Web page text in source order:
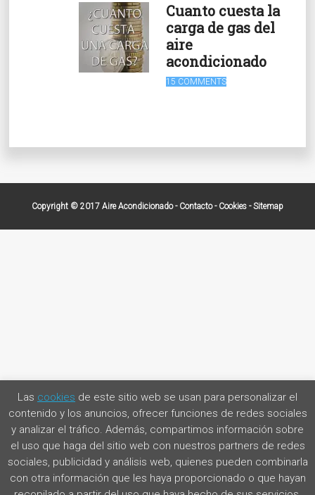
Cuanto cuesta la
carga de gas del
aire
acondicionado
15 COMMENTS
Copyright © 2017 Aire Acondicionado- Contacto- Cookies -Sitemap
Las cookies de este sitio web se usan para personalizar el
contenido y los anuncios, ofrecer funciones de redes sociales
y analizar el tráfico. Además, compartimos información sobre
el uso que haga del sitio web con nuestros partners de redes
sociales, publicidad y análisis web, quienes pueden combinarla
con otra información que les haya proporcionado o que hayan